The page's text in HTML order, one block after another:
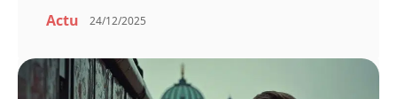
Actu 24/12/2025